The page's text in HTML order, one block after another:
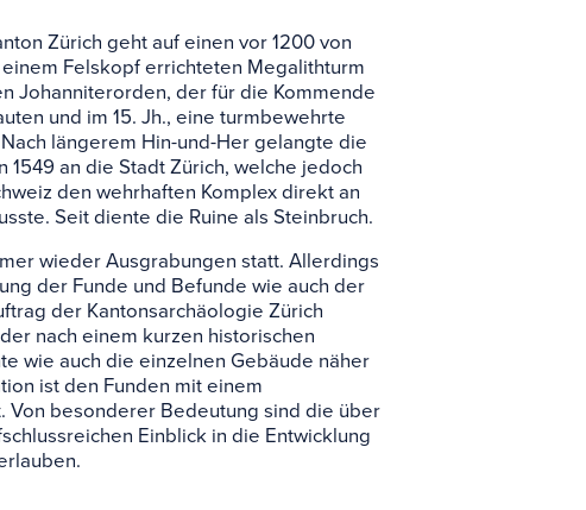
Zürich geht auf einen vor 1200 von
Felskopf errichteten Megalithturm
Johanniterorden, der für die Kommende
und im 15. Jh., eine turmbewehrte
längerem Hin-und-Her gelangte die
1549 an die Stadt Zürich, welche jedoch
den wehrhaften Komplex direkt an
Seit diente die Ruine als Steinbruch.
wieder Ausgrabungen statt. Allerdings
der Funde und Befunde wie auch der
der Kantonsarchäologie Zürich
nach einem kurzen historischen
wie auch die einzelnen Gebäude näher
ist den Funden mit einem
Von besonderer Bedeutung sind die über
Einblick in die Entwicklung